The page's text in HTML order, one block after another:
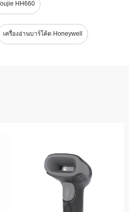
HH660
เครื่องอ่านบาร์โค้ด Honeywell